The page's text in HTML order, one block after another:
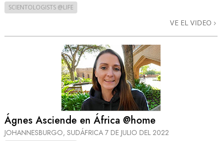
SCIENTOLOGISTS @LIFE
VE EL VIDEO
Ágnes Asciende en África @home
JOHANNESBURGO, SUDÁFRICA 7 DE JULIO DEL 2022